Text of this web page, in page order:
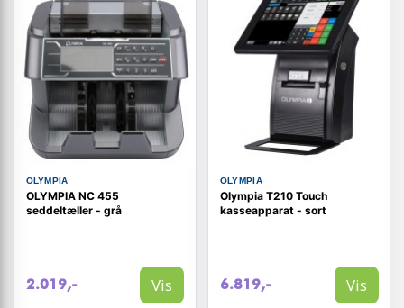
OLYMPIA
OLYMPIA NC 455
seddeltæller - grå
2.019,- Vis
OLYMPIA
Olympia T210 Touch
kasseapparat - sort
6.819,- Vis